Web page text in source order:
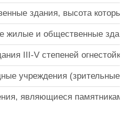
здания, высота
жилые и общественные
III-V степеней
учреждения (зрительные
являющиеся